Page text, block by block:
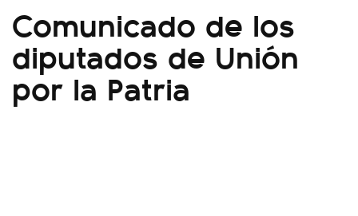
Comunicado de los
diputados de Unión
por la Patria